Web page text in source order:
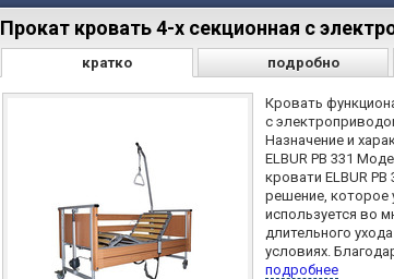
Прокат кровать 4-х секционная c
кратко подробно
Кровать
c
Назначение и
ELBUR PB 331
кровати ELBUR
решение, которое
используется во
длительного
условиях.
подробнее